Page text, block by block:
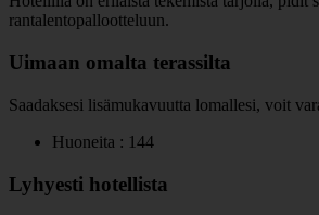
rantalentopallootteluun.
Uimaan omalta terassilta
Saadaksesi lisämukavuutta lomallesi, voit
Huoneita : 144
Lyhyesti hotellista